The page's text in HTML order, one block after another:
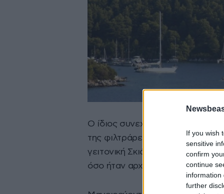
If you wish
sensitive
confirm
continue
information
further
Ο ίδιος συνεχίζει την
της φιλτράρει τους
γειτονική Σκιάθο. Αν και, η
όσο ήταν αρχικά.